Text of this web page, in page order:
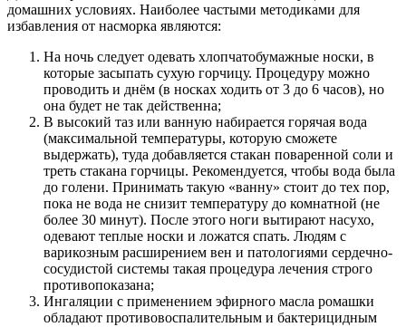
домашних условиях. Наиболее частыми методиками для
избавления от насморка являются:
На ночь следует одевать хлопчатобумажные носки, в
которые засыпать сухую горчицу. Процедуру можно
проводить и днём (в носках ходить от 3 до 6 часов), но
она будет не так действенна;
В высокий таз или ванную набирается горячая вода
(максимальной температуры, которую сможете
выдержать), туда добавляется стакан поваренной соли и
треть стакана горчицы. Рекомендуется, чтобы вода была
до голени. Принимать такую «ванну» стоит до тех пор,
пока не вода не снизит температуру до комнатной (не
более 30 минут). После этого ноги вытирают насухо,
одевают теплые носки и ложатся спать. Людям с
варикозным расширением вен и патологиями сердечно-
сосудистой системы такая процедура лечения строго
противопоказана;
Ингаляции с применением эфирного масла ромашки
обладают противовоспалительным и бактерицидным